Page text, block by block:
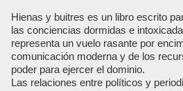
Hienas y buitres es un libro escrito
las conciencias dormidas e
representa un vuelo rasante por
comunicación moderna y de los
poder para ejercer el dominio.
Las relaciones entre políticos y